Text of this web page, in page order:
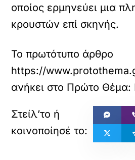
οποίος ερμηνεύει μια
κρουστών επί σκηνής.
Το πρωτότυπο άρθρο
https://
ανήκει στο Πρώτο Θέμα: